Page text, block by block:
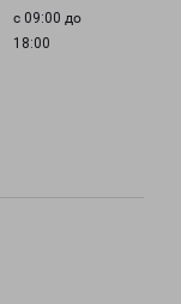
с 09:00 до
18:00